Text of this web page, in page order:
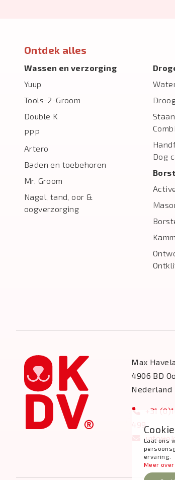
Ontdek alles
Wassen en verzorging
Yuup
Tools-2-Groom
Double K
PPP
Artero
Baden en toebehoren
Mr. Groom
Nagel, tand, oor &
oogverzorging
Dog
Max
4906 BD
Nederland
+31
499
Laat ons
ervaring.
Meer